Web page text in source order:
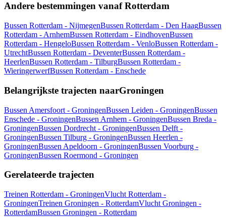
Andere bestemmingen vanaf Rotterdam
Bussen Rotterdam - NijmegenBussen Rotterdam - Den HaagBussen
Rotterdam - ArnhemBussen Rotterdam - EindhovenBussen
Rotterdam - HengeloBussen Rotterdam - VenloBussen Rotterdam -
UtrechtBussen Rotterdam - DeventerBussen Rotterdam -
HeerlenBussen Rotterdam - TilburgBussen Rotterdam -
WieringerwerfBussen Rotterdam - Enschede
Belangrijkste trajecten naarGroningen
Bussen Amersfoort - GroningenBussen Leiden - GroningenBussen
Enschede - GroningenBussen Arnhem - GroningenBussen Breda -
GroningenBussen Dordrecht - GroningenBussen Delft -
GroningenBussen Tilburg - GroningenBussen Heerlen -
GroningenBussen Apeldoorn - GroningenBussen Voorburg -
GroningenBussen Roermond - Groningen
Gerelateerde trajecten
Treinen Rotterdam - GroningenVlucht Rotterdam -
GroningenTreinen Groningen - RotterdamVlucht Groningen -
RotterdamBussen Groningen - Rotterdam